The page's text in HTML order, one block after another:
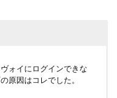
便利さ
ォイにログインできな
原因はコレでした。